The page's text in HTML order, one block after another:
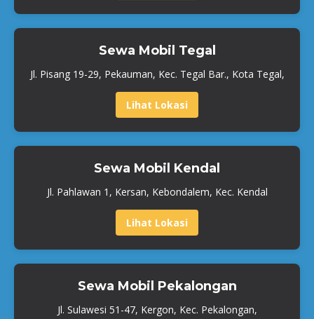
Sewa Mobil Tegal
Jl. Pisang 19-29, Pekauman, Kec. Tegal Bar., Kota Tegal,
Lihat Lokasi
Sewa Mobil Kendal
Jl. Pahlawan 1, Kersan, Kebondalem, Kec. Kendal
Lihat Lokasi
Sewa Mobil Pekalongan
Jl. Sulawesi 51-47, Kergon, Kec. Pekalongan,